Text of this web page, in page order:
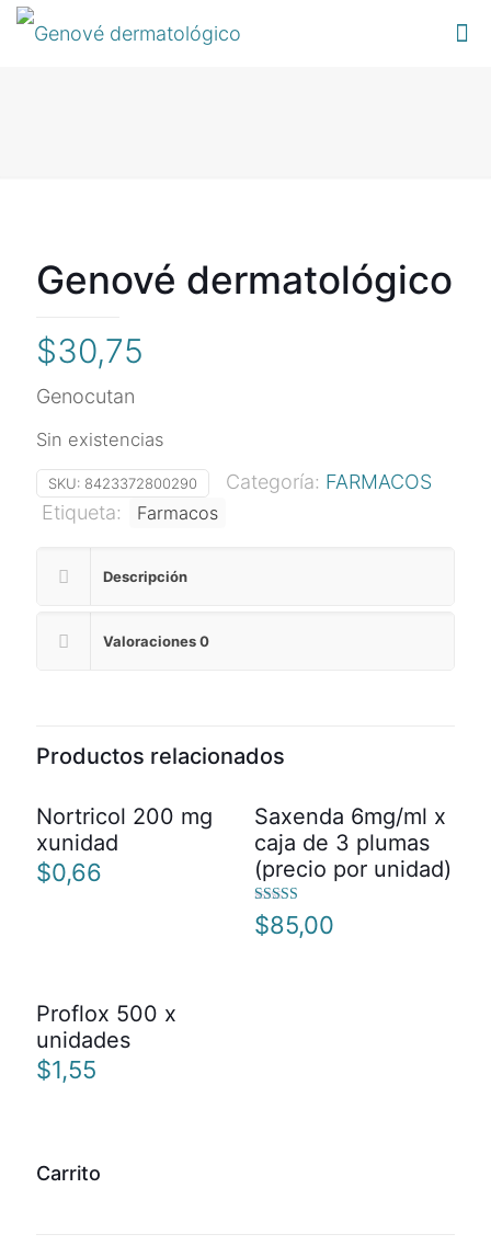
Genové dermatológico
$30,75
Genocutan
Sin existencias
SKU: 8423372800290 Categoría: FARMACOS
Etiqueta:
Farmacos
Descripción
Valoraciones0
Productos relacionados
Nortricol 200 mg
xunidad
$0,66
Saxenda 6mg/ml x
caja de 3 plumas
(precio por unidad)
Valorado
con
$85,00
Proflox 500 x
unidades
$1,55
Carrito